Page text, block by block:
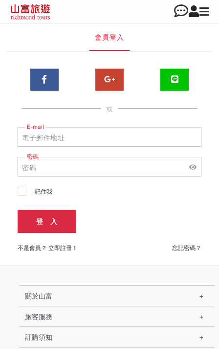
會員登入
或
E-mail
密碼
記住我
登 入
不是會員？ 立即註冊！ 忘記密碼？
關於山富
旅客服務
訂購須知